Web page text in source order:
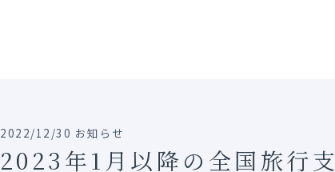
2022/12/30 お知らせ
2023年1月以降の全国旅行